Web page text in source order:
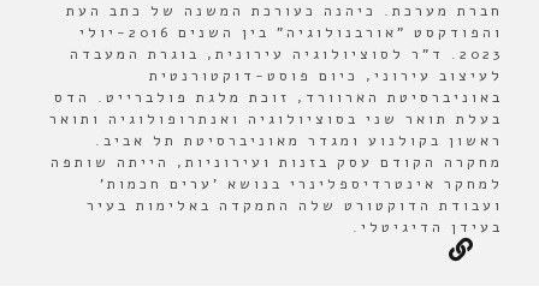
חברת מערכת. כיהנה כעורכת המשנה של כתב העת
והפודקסט "אורבנולוגיה" בין השנים 2016-יולי
2023. ד"ר לסוציולוגיה עירונית, בוגרת המעבדה
לעיצוב עירוני, כיום פוסט-דוקטורנטית
באוניברסיטת הארוורד, זוכת מלגת פולברייט. הדס
בעלת תואר שני בסוציולוגיה ואנתרופולוגיה ותואר
ראשון בקולנוע ומגדר מאוניברסיטת תל אביב.
מחקרה הקודם עסק בזנות ועירוניות, הייתה שותפה
למחקר אינטרדיספלינרי בנושא 'ערים חכמות'
ועבודת הדוקטורט שלה התמקדה באלימות בעיר
בעידן הדיגיטלי.